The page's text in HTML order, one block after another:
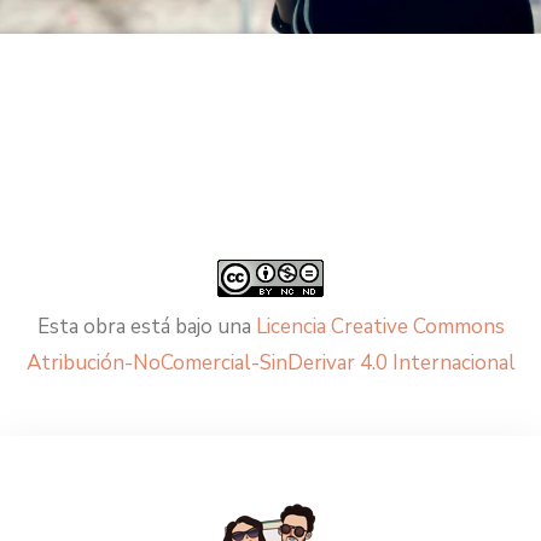
Esta obra está bajo una Licencia Creative Commons
Atribución-NoComercial-SinDerivar 4.0 Internacional